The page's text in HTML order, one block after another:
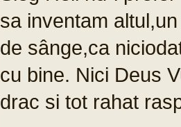
sa inventam
de sânge,ca
cu bine. Nici Deus
drac si tot rahat